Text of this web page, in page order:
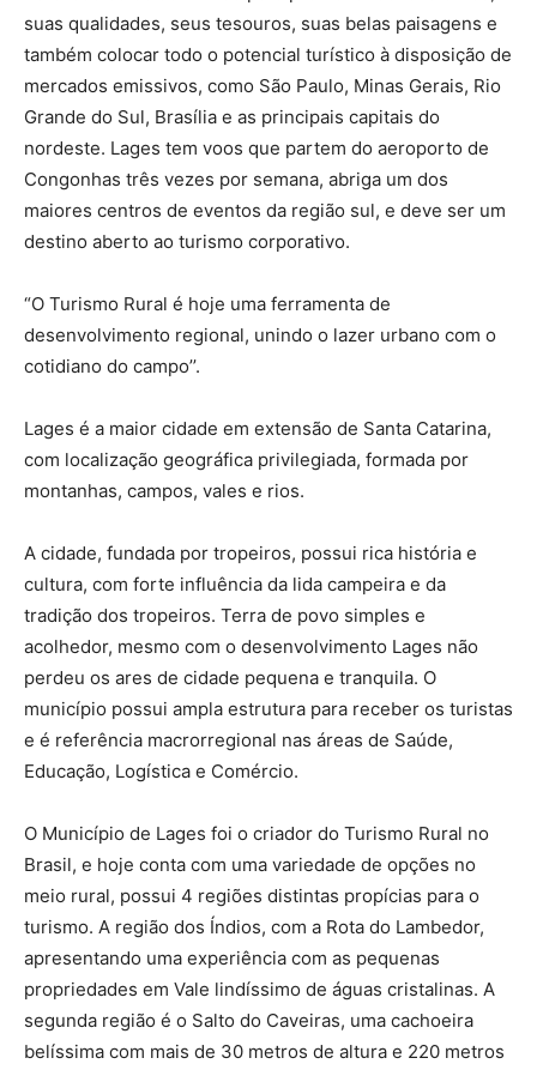
suas qualidades, seus tesouros, suas belas paisagens e
também colocar todo o potencial turístico à disposição de
mercados emissivos, como São Paulo, Minas Gerais, Rio
Grande do Sul, Brasília e as principais capitais do
nordeste. Lages tem voos que partem do aeroporto de
Congonhas três vezes por semana, abriga um dos
maiores centros de eventos da região sul, e deve ser um
destino aberto ao turismo corporativo.
“O Turismo Rural é hoje uma ferramenta de
desenvolvimento regional, unindo o lazer urbano com o
cotidiano do campo’’.
Lages é a maior cidade em extensão de Santa Catarina,
com localização geográfica privilegiada, formada por
montanhas, campos, vales e rios.
A cidade, fundada por tropeiros, possui rica história e
cultura, com forte influência da lida campeira e da
tradição dos tropeiros. Terra de povo simples e
acolhedor, mesmo com o desenvolvimento Lages não
perdeu os ares de cidade pequena e tranquila. O
município possui ampla estrutura para receber os turistas
e é referência macrorregional nas áreas de Saúde,
Educação, Logística e Comércio.
O Município de Lages foi o criador do Turismo Rural no
Brasil, e hoje conta com uma variedade de opções no
meio rural, possui 4 regiões distintas propícias para o
turismo. A região dos Índios, com a Rota do Lambedor,
apresentando uma experiência com as pequenas
propriedades em Vale lindíssimo de águas cristalinas. A
segunda região é o Salto do Caveiras, uma cachoeira
belíssima com mais de 30 metros de altura e 220 metros